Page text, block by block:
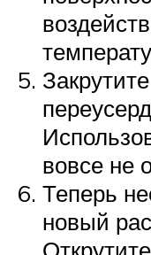
вовсе не
Теперь
новый